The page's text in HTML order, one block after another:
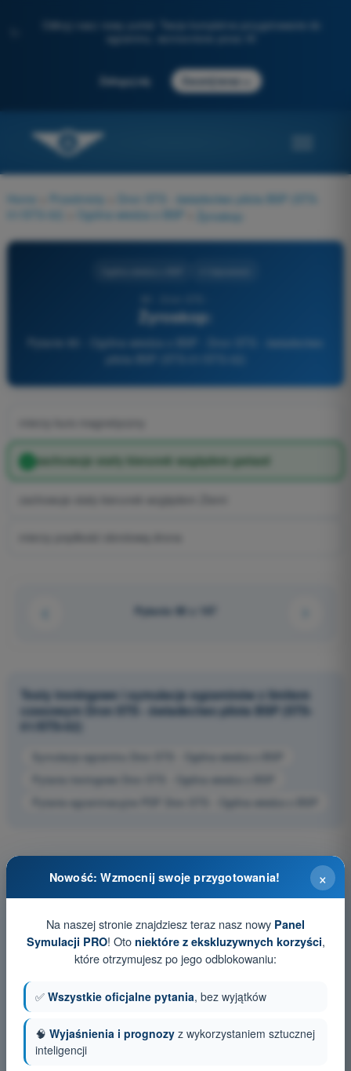
Odkryj nasz nowy portal: Twoje kompletne przygotowanie do
Zaloguj się Zacznij teraz
Home Przedmioty
Dron STS - świadectwo pilota BSP (STS-
Ogólna wiedza o BSP Żyroskop:
Żyroskop:
zachowuje stały kierunek względem gwiazd
Pytanie 80 z 167
Testy treningowe i symulacje egzaminów z limitem
czasowym Dron STS - świadectwo pilota BSP (STS-
Symulacja egzaminu Dron STS - Ogólna wiedza o BSP
Pytania treningowe Dron STS - Ogólna wiedza o BSP
Pytania egzaminacyjne PDF Dron STS - Ogólna wiedza o BSP
×
Nowość: Wzmocnij swoje przygotowania!
Na naszej stronie znajdziesz teraz nasz nowy Panel
Symulacji PRO! Oto niektóre z ekskluzywnych korzyści,
które otrzymujesz po jego odblokowaniu:
✅ Wszystkie oficjalne pytania, bez wyjątków
🧠 Wyjaśnienia i prognozy z wykorzystaniem sztucznej
inteligencji